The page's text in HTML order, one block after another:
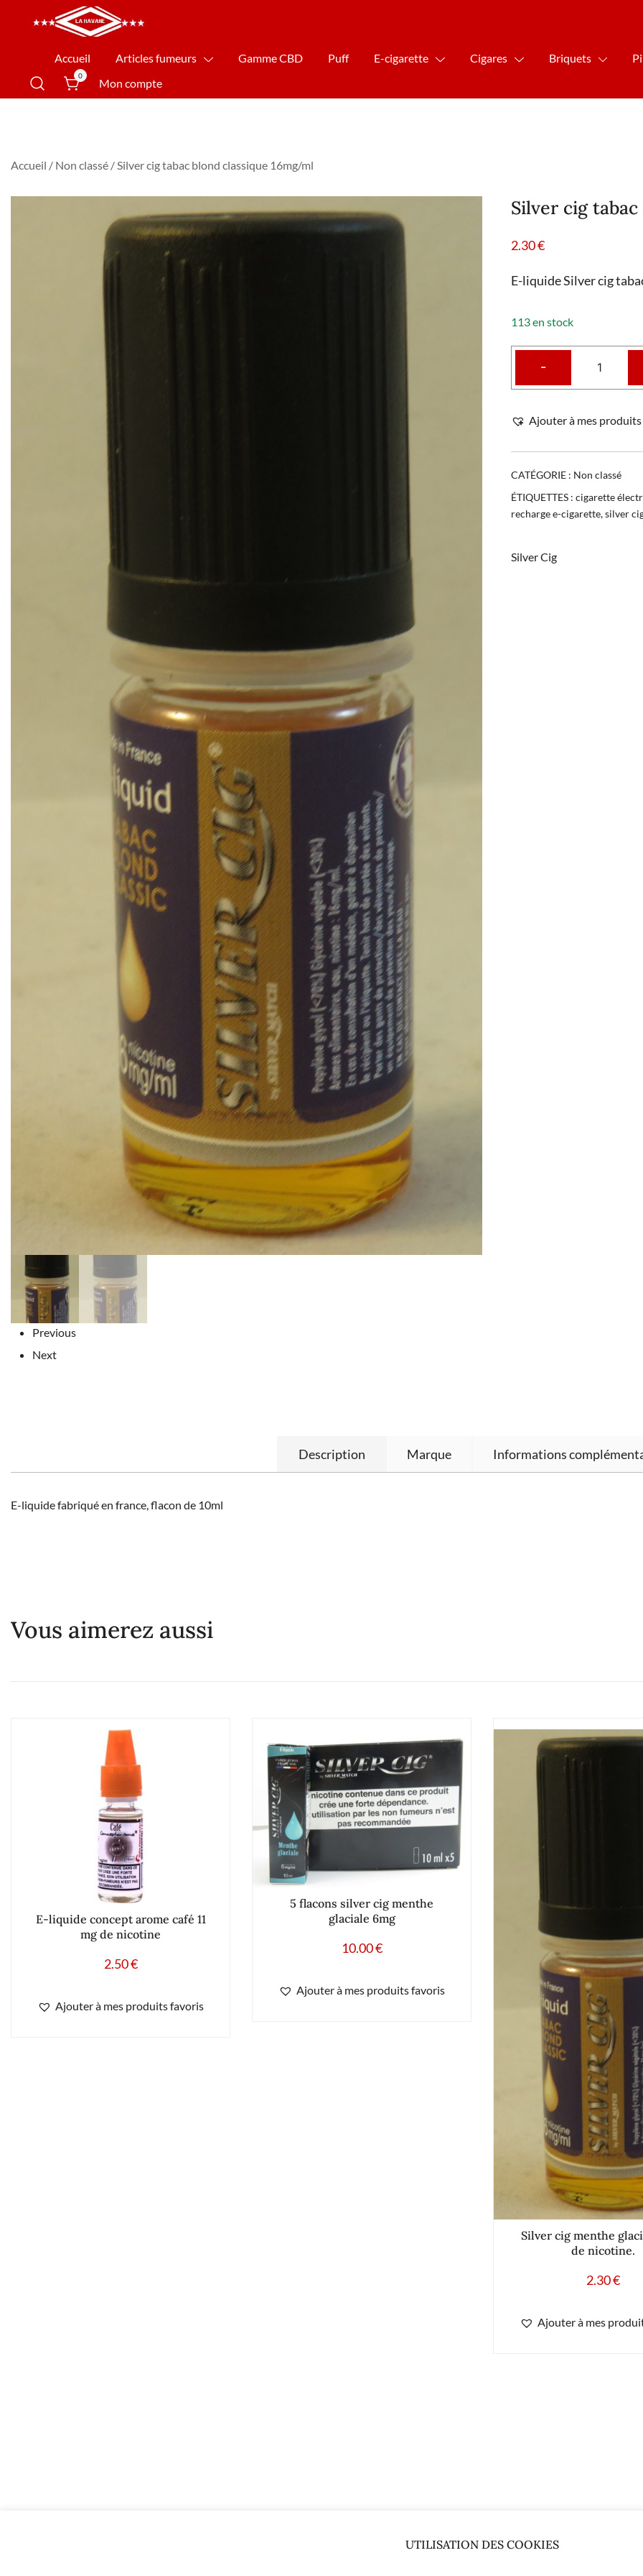
La Havane Nîmes
Accueil Articles fumeurs Gamme CBD Puff E-cigarette Cigares Briquets
0
Mon compte
Accueil / Non classé / Silver cig tabac blond classique 16mg/ml
Previous
Next
Silver cig
2.30€
E-liquide Silver cig
113 en stock
-
Ajouter à mes
CATÉGORIE : Non classé
ÉTIQUETTES : cigarette
recharge e-cigarette,silver
Silver Cig
Description Marque Informations
E-liquide fabriqué en france, flacon de 10ml
Vous aimerez aussi
E-liquide concept arome café 11
mg de nicotine
2.50€
Ajouter à mes produits favoris
5 flacons silver cig menthe
glaciale 6mg
10.00€
Ajouter à mes produits favoris
Silver cig menthe
de nicotine.
2.30€
Ajouter à mes
UTILISATION DES COOKIES